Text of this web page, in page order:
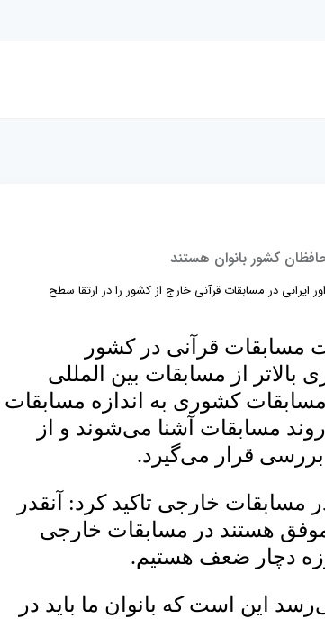
حضور بانوان داور ایرانی در مسابقات قرآنی خارج از کشور را در ارتقا سطح
مسابقات قرآنی در کشور
از مسابقات بین المللی
کشوری به اندازه مسابقات
مسابقات آشنا می‌شوند و از
بررسی قرار می‌گیرد.
خارجی تاکید کرد: آنقدر
هستند در مسابقات خارجی
دچار ضعف هستیم.
این است که بانوان ما باید در